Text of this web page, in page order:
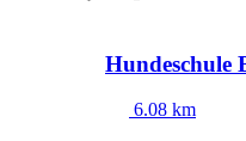
Hundeschule
6.08 km